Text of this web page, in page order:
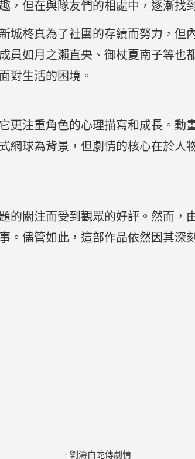
，但在與隊友們的相處中，逐漸找
城柊真為了社團的存續而努力，但
員如月之瀨直央、御杖夏南子等也
對生活的困境。
更注重角色的心理描寫和成長。動
網球為背景，但劇情的核心在於人
的關注而受到觀眾的好評。然而，
。儘管如此，這部作品依然因其深
· 劉濤白蛇傳劇情